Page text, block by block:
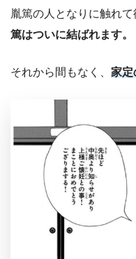
胤篤の人となりに触れて
篤はついに結ばれます。
それから間もなく、 家定